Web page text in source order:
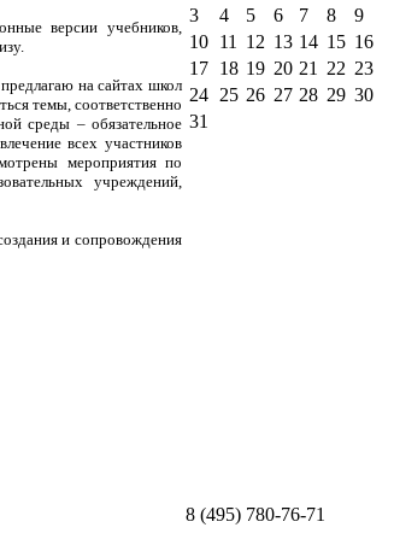
версии учебников,
на сайтах школ
темы, соответственно
среды – обязательное
всех участников
мероприятия по
учреждений,
и сопровождения
3
4 5 6 7 8
9
10 11 12 13 14 15 16
17 18 19 20 21 22 23
24 25 26 27 28 29 30
31
8 (495) 780-76-71